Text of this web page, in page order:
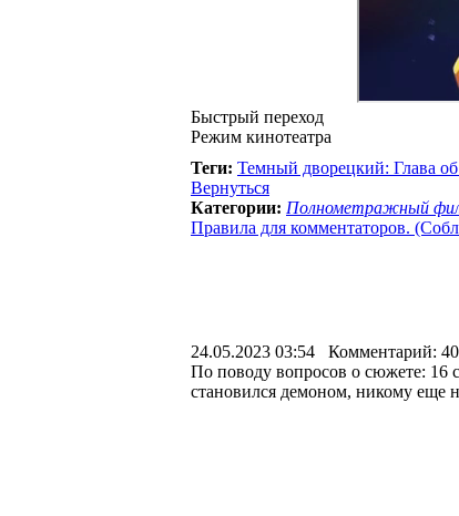
Быстрый переход
Режим кинотеатра
Теги: Темный дворецкий: Глава
Вернуться
Категории: Полнометражный
Правила для комментаторов.
24.05.2023 03:54 Комментарий: 40
По поводу вопросов о сюжете: 16
становился демоном, никому еще